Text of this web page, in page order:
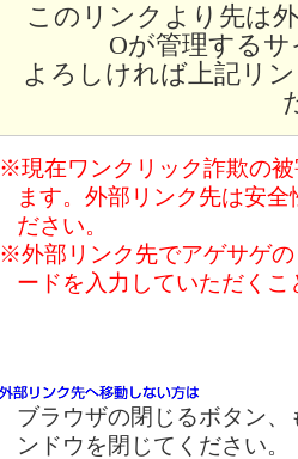
このリンクより先は
Oが管理する
よろしければ上記リ
※現在ワンクリック詐欺の
ます。外部リンク先は安
ださい。
※外部リンク先でアゲサゲ
ードを入力していただく
ブラウザの閉じるボタン
ンドウを閉じてください。